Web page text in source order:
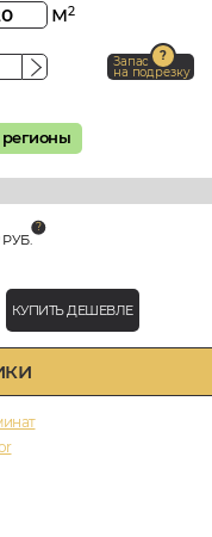
м2
Запас
на подрезку
регионы
РУБ.
КУПИТЬ ДЕШЕВЛЕ